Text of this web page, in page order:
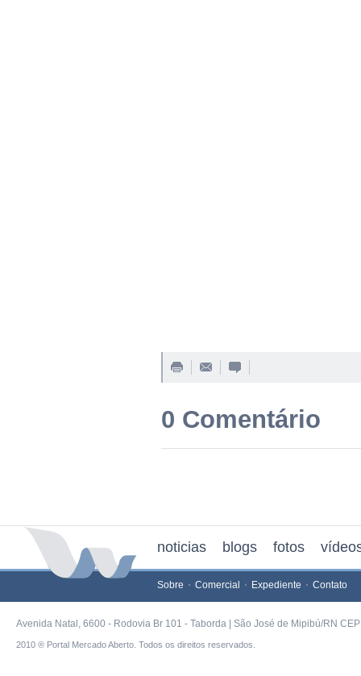
0 Comentário
noticias blogs fotos
Sobre Comercial Expediente Contato
Avenida Natal, 6600 - Rodovia Br 101 - Taborda | São José de Mipibú/RN
2010 ® Portal Mercado Aberto. Todos os direitos reservados.